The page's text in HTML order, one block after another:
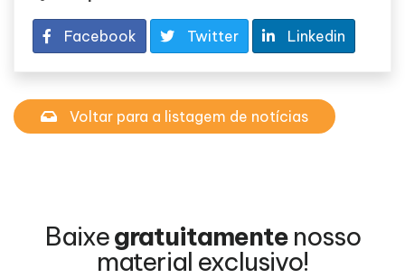
Facebook Twitter Linkedin
Voltar para a listagem de notícias
Baixegratuitamente nosso
material exclusivo!